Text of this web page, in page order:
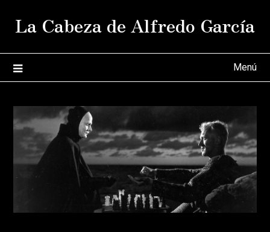
La Cabeza de Alfredo García
Menú